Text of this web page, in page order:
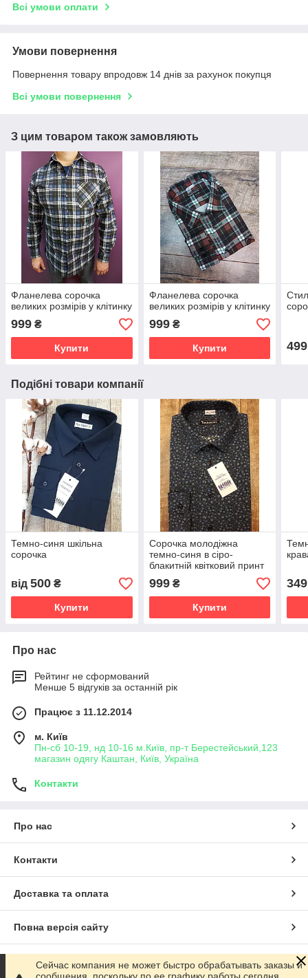
Всі умови оплати
Умови повернення
Повернення товару впродовж 14 днів за рахунок покупця
Всі умови повернення
З цим товаром також замовляють
Фланелева сорочка
великих розмірів у клітинку
999 ₴
Купити
Фланелева сорочка
великих розмірів у клітинку
999₴
Купити 499
Подібні товари компанії
Темно-синя шкільна
сорочка
від 500 ₴
Купити
Сорочка молодіжна
темно-синя в сіро-
блакитній квітковий принт
999₴
Купити
349
Про нас
Рейтинг не сформований
Менше 5 відгуків за останній рік
Працює з 11.12.2014
м. Київ
Пн-сб 10-19, нд 10-16 м.Київ, пр-т Берестейський,123
магазин одягу Каштан, Київ, Україна
Контакти
Про нас
Контакти
Доставка та оплата
Повна версія сайту
Сайт створено на маркетплейсі Prom.ua
Сейчас компания не может быстро обрабатывать заказы и